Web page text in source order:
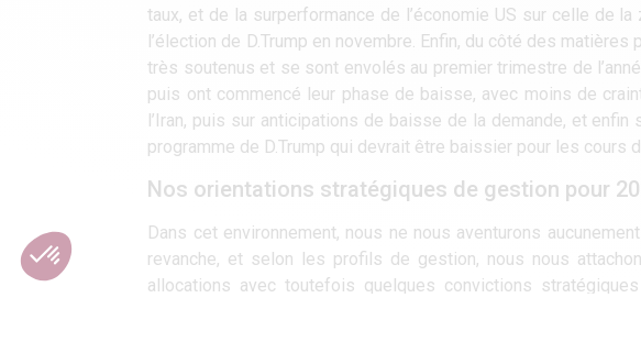
taux, et de la surperformance de l’économie US sur celle de
l’élection de D.Trump en novembre. Enfin, du côté des
très soutenus et se sont envolés au premier trimestre de
puis ont commencé leur phase de baisse, avec moins de
l’Iran, puis sur anticipations de baisse de la demande, et
programme de D.Trump qui devrait être baissier pour les cours
Nos orientations stratégiques de gestion pour
Dans cet environnement, nous ne nous aventurons
revanche, et selon les profils de gestion, nous nous
allocations avec toutefois quelques convictions